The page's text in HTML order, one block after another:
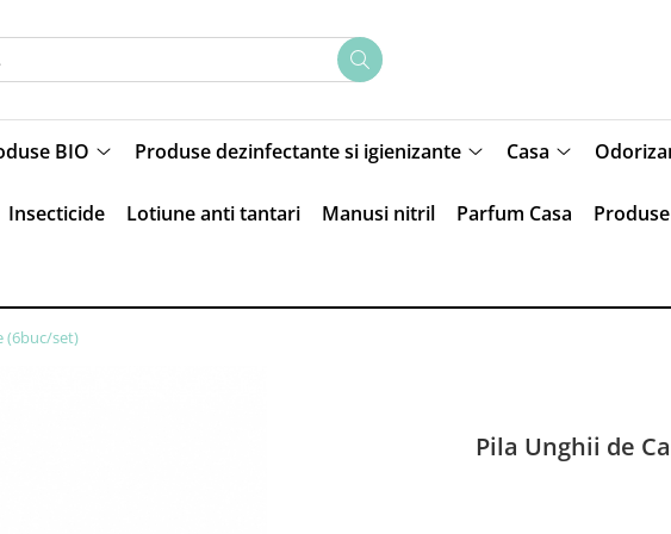
BIO Produse dezinfectante si igienizante Casa
Insecticide Lotiune anti tantari Manusi nitril Parfum Casa
(6buc/set)
Pila Unghii de